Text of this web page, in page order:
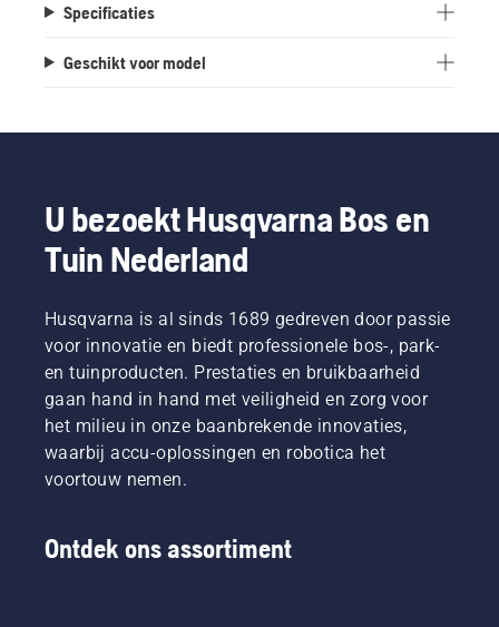
Specificaties
Geschikt voor model
U bezoekt Husqvarna Bos en
Tuin Nederland
Husqvarna is al sinds 1689 gedreven door passie
voor innovatie en biedt professionele bos-, park-
en tuinproducten. Prestaties en bruikbaarheid
gaan hand in hand met veiligheid en zorg voor
het milieu in onze baanbrekende innovaties,
waarbij accu-oplossingen en robotica het
voortouw nemen.
Ontdek ons assortiment